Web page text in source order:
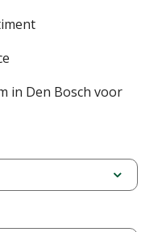
in Den Bosch voor